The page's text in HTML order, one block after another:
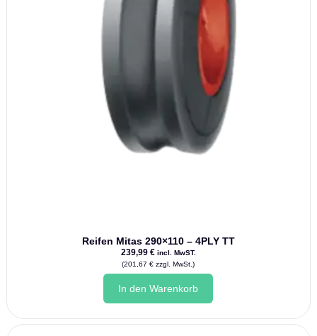
Reifen Mitas 290×110 – 4PLY TT
239,99 € incl. MwST.
(201,67€ zzgl. MwSt.)
In den Warenkorb